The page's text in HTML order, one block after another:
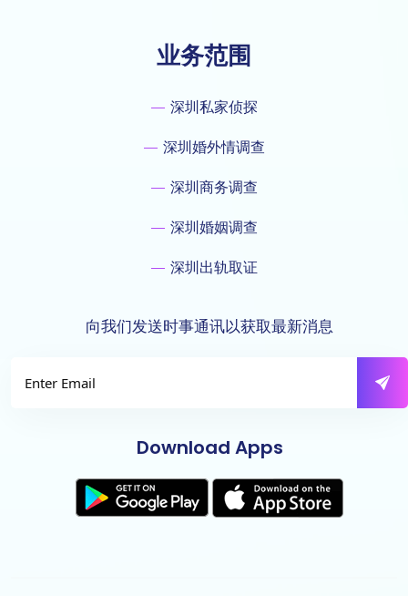
业务范围
深圳私家侦探
深圳婚外情调查
深圳商务调查
深圳婚姻调查
深圳出轨取证
向我们发送时事通讯以获取最新消息
Download Apps